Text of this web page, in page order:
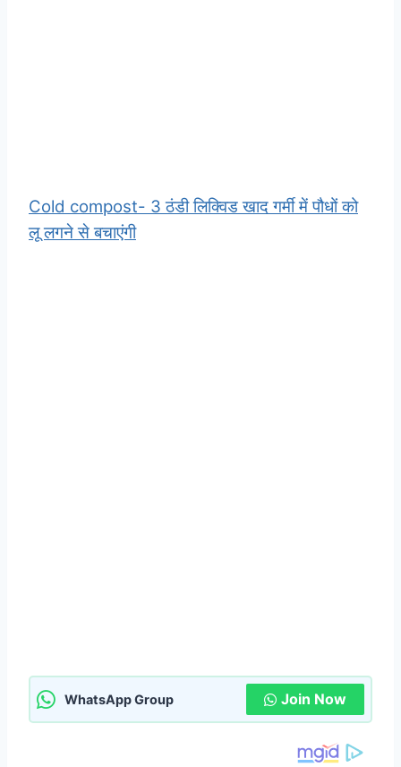
Cold compost- 3 ठंडी लिक्विड खाद गर्मी में पौधों को
लू लगने से बचाएंगी
WhatsApp Group Join Now